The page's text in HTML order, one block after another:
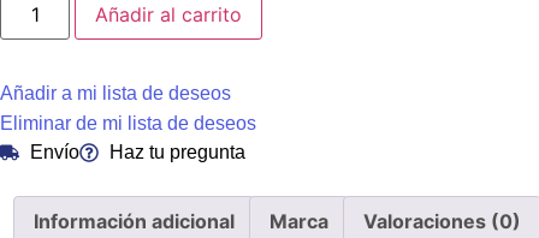
Añadir al carrito
Añadir a mi lista de deseos
Eliminar de mi lista de deseos
Envío
Haz tu pregunta
Información adicional Marca Valoraciones (0)